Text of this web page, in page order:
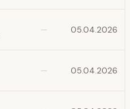
— 05.04.2026
— 05.04.2026